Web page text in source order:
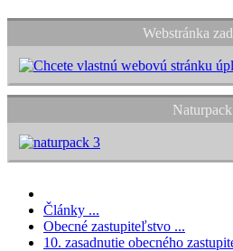
Webstránka
Naturpack
Články ...
Obecné zastupiteľstvo ...
10. zasadnutie obecného